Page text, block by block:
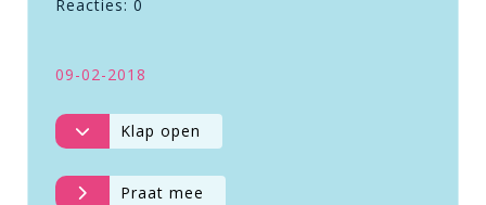
Reacties: 0
09-02-2018
Klap open
Praat mee